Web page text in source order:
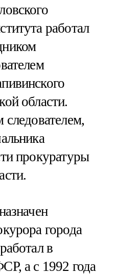
работал
области.
прокуратуры
города
в
а с 1992 года